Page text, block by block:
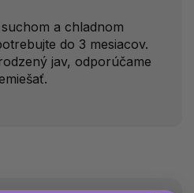
a chladnom
do 3 mesiacov.
jav, odporúčame